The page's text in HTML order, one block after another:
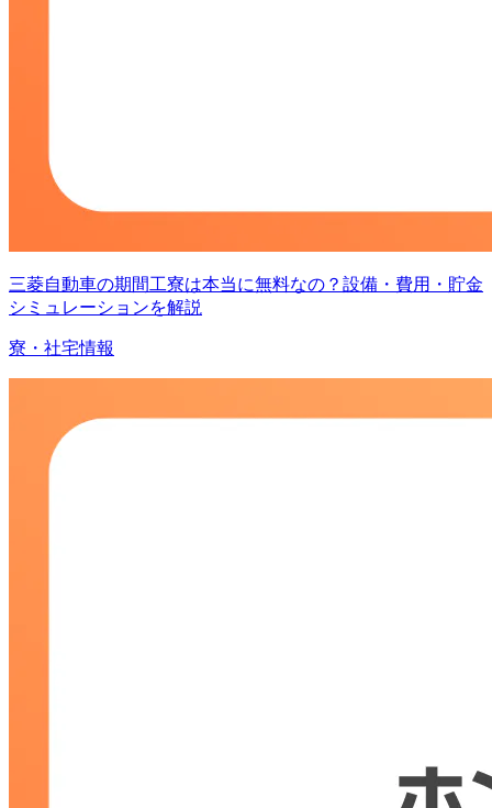
三菱自動車の期間工寮は本当に無料なの？設備・費用・貯金
シミュレーションを解説
寮・社宅情報